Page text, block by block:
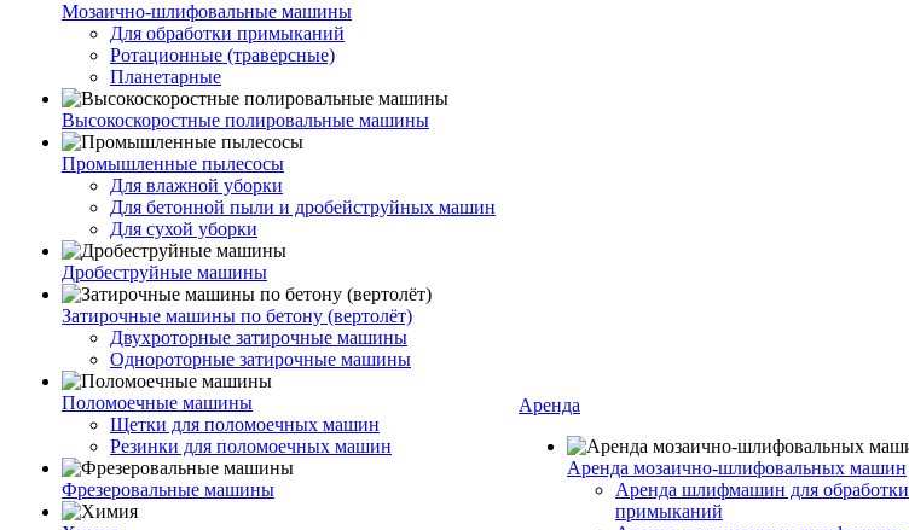
Мозаично-шлифовальные машины
Для обработки примыканий
Ротационные (траверсные)
Планетарные
Высокоскоростные полировальные машины
Промышленные пылесосы
Для влажной уборки
Для бетонной пыли и дробейструйных машин
Для сухой уборки
Дробеструйные машины
Затирочные машины по бетону (вертолёт)
Двухроторные затирочные машины
Однороторные затирочные машины
Поломоечные машины
Щетки для поломоечных машин
Резинки для поломоечных машин
Фрезеровальные машины
Аренда
Аренда мозаично-шлифовальных машин
Аренда шлифмашин для обработки
примыканий